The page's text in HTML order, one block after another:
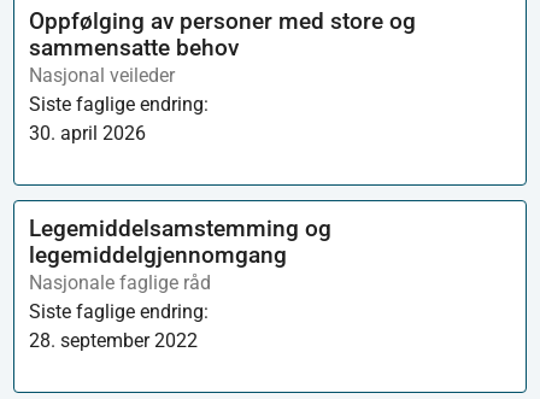
Oppfølging av personer med store og
sammensatte behov
Nasjonal veileder
Siste faglige endring:
30. april 2026
Legemiddelsamstemming og
legemiddelgjennomgang
Nasjonale faglige råd
Siste faglige endring:
28. september 2022